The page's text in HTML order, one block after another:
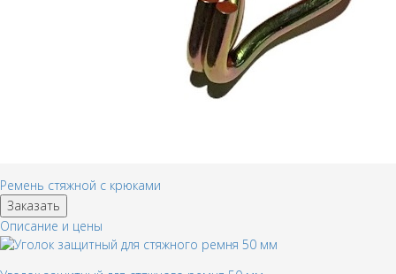
Ремень стяжной с крюками
Заказать
Описание и цены